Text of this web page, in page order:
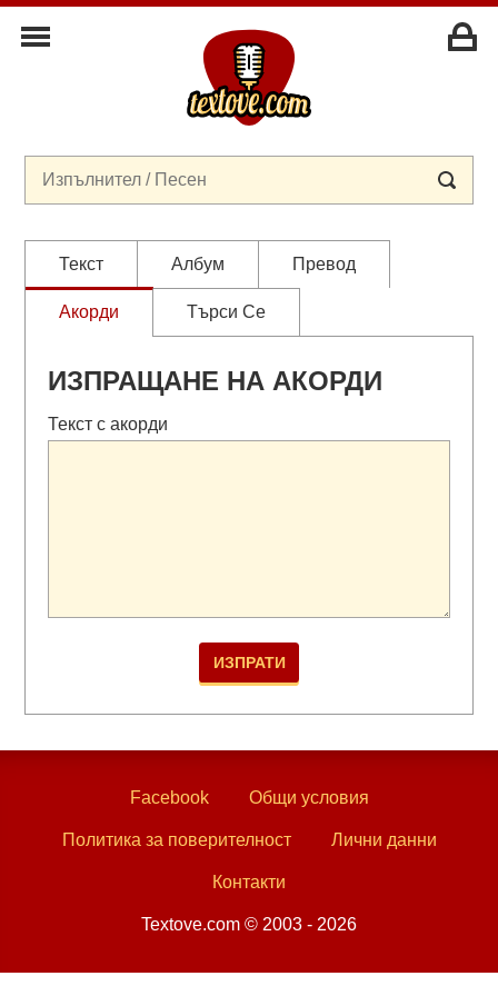
Текст Албум Превод
Акорди Търси Се
ИЗПРАЩАНЕ НА АКОРДИ
Текст с акорди
Facebook Общи условия
Политика за поверителност Лични данни
Контакти
Textove.com © 2003 - 2026